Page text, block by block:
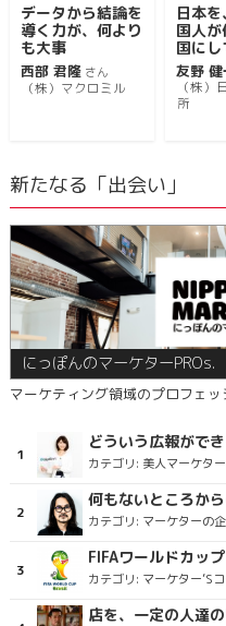
データから結論を
導く力が、何より
も大事
西部 君隆 さん
（株）マクロミル
日本
国人
国にし
友野 健
（株）
所
新たなる「出会い」
にっぽんのマーケターPROs.
マーケティング領域のプロフェ
どういう広報がで
カテゴリ: 美人マーケタ
何もないところか
カテゴリ: マーケターの
FIFAワールドカッ
カテゴリ: マーケター’S
店を、一定の人達